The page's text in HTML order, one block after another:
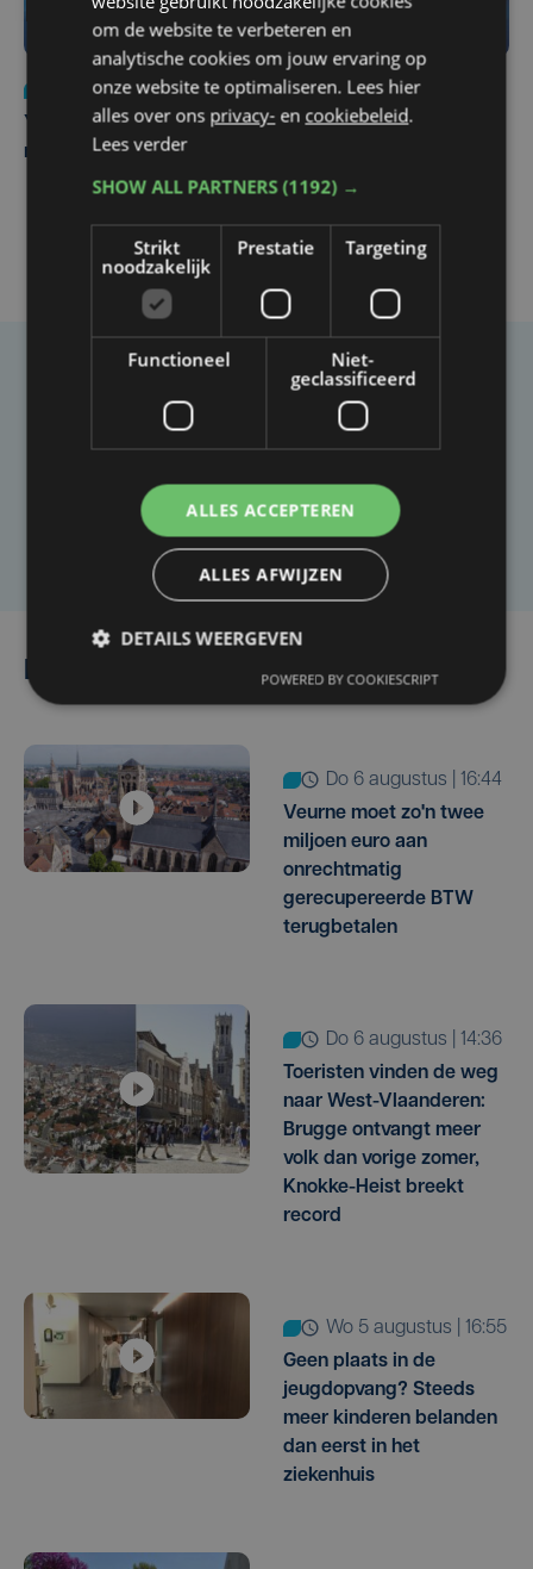
Nieuws
do 6 augustus | 21:30
Yaro (19), slachtoffer van vechtpartij, is na
maandenlange coma overleden
Taalfout opgemerkt?
Heb je een taal- of schrijffout opgemerkt in dit
artikel?
Laat het ons weten
do 6 augustus | 16:44
Veurne moet zo'n twee
miljoen euro aan
onrechtmatig
gerecupereerde BTW
terugbetalen
do 6 augustus | 14:36
Toeristen vinden de weg
naar West-Vlaanderen:
Brugge ontvangt meer
volk dan vorige zomer,
Knokke-Heist breekt
record
wo 5 augustus | 16:55
Geen plaats in de
jeugdopvang? Steeds
meer kinderen belanden
dan eerst in het
ziekenhuis
om de website te verbeteren en
analytische cookies om jouw ervaring op
onze website te optimaliseren. Lees hier
alles over ons privacy- en cookiebeleid.
Lees verder
SHOW ALL PARTNERS(1192) →
Strikt
noodzakelijk
Prestatie Targeting
Functioneel
Niet-
geclassificeerd
ALLES ACCEPTEREN
ALLES AFWIJZEN
DETAILS WEERGEVEN
POWERED BY COOKIESCRIPT